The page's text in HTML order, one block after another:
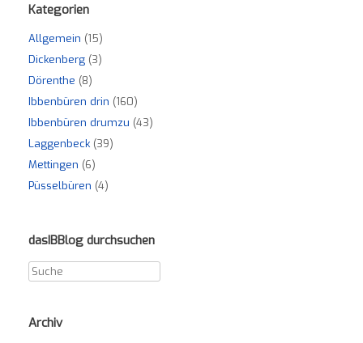
Kategorien
Allgemein (15)
Dickenberg (3)
Dörenthe (8)
Ibbenbüren drin (160)
Ibbenbüren drumzu (43)
Laggenbeck (39)
Mettingen (6)
Püsselbüren (4)
dasIBBlog durchsuchen
Archiv